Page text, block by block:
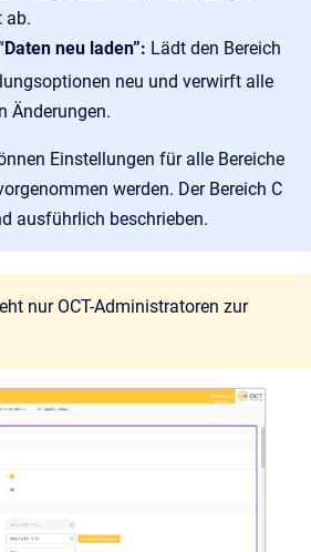
ab.
Daten neu laden”: Lädt den Bereich
neu und verwirft alle
Änderungen.
Einstellungen für alle Bereiche
werden. Der Bereich C
ausführlich beschrieben.
nur OCT-Administratoren zur